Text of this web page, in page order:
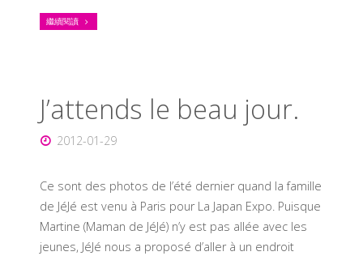
繼續閱讀
J’attends le beau jour.
2012-01-29
Ce sont des photos de l’été dernier quand la famille
de JéJé est venu à Paris pour La Japan Expo. Puisque
Martine (Maman de JéJé) n’y est pas allée avec les
jeunes, JéJé nous a proposé d’aller à un endroit